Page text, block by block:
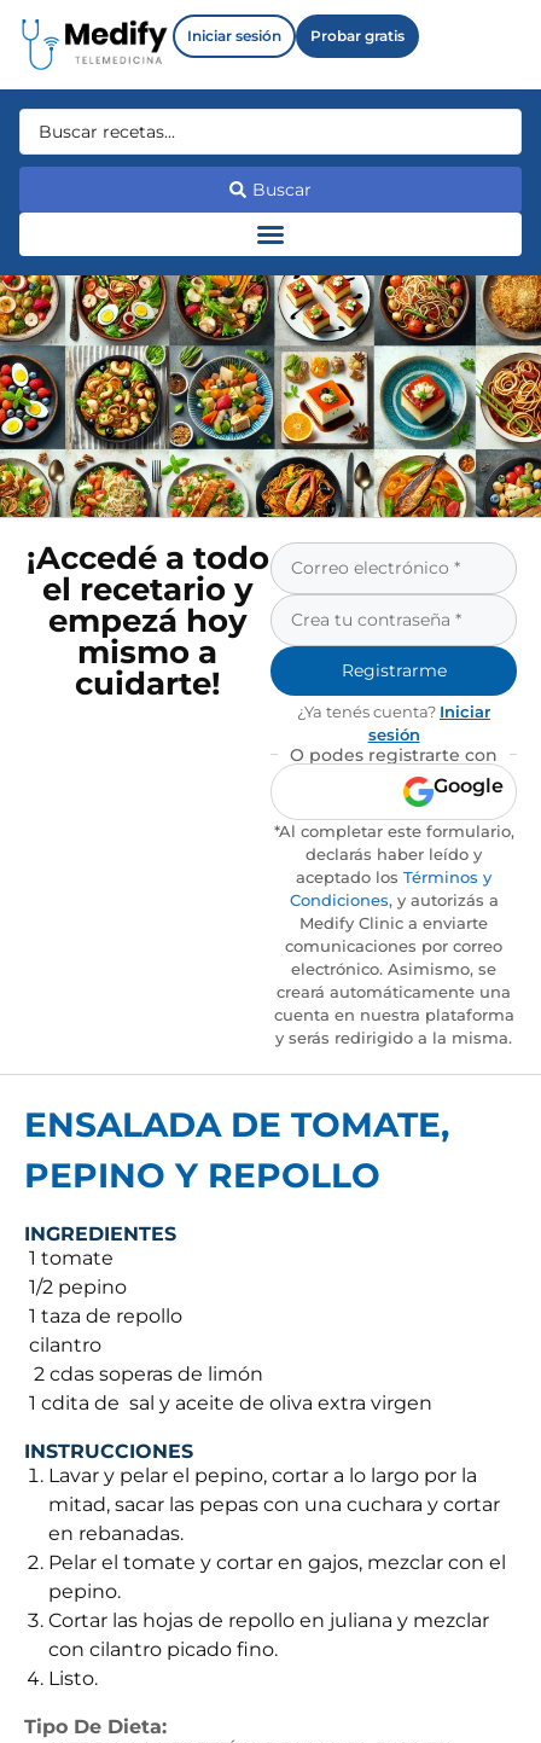
Iniciar sesión Probar gratis
Buscar
¡Accedé a todo
el recetario y
empezá hoy
mismo a
cuidarte!
Registrarme
¿Ya tenés cuenta? Iniciar
sesión
O podes registrarte con
Google
*Al completar este formulario,
declarás haber leído y
aceptado los Términos y
Condiciones, y autorizás a
Medify Clinic a enviarte
comunicaciones por correo
electrónico. Asimismo, se
creará automáticamente una
cuenta en nuestra plataforma
y serás redirigido a la misma.
ENSALADA DE TOMATE,
PEPINO Y REPOLLO
INGREDIENTES
 1 tomate
 1/2 pepino
 1 taza de repollo
 cilantro
 2 cdas soperas de limón
 1 cdita de sal y aceite de oliva extra virgen
INSTRUCCIONES
Lavar y pelar el pepino, cortar a lo largo por la
mitad, sacar las pepas con una cuchara y cortar
en rebanadas.
Pelar el tomate y cortar en gajos, mezclar con el
pepino.
Cortar las hojas de repollo en juliana y mezclar
con cilantro picado fino.
Listo.
Tipo De Dieta: